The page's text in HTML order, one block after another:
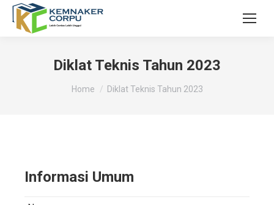
Diklat Teknis Tahun 2023
You are here:
Home Diklat Teknis Tahun 2023
Informasi Umum